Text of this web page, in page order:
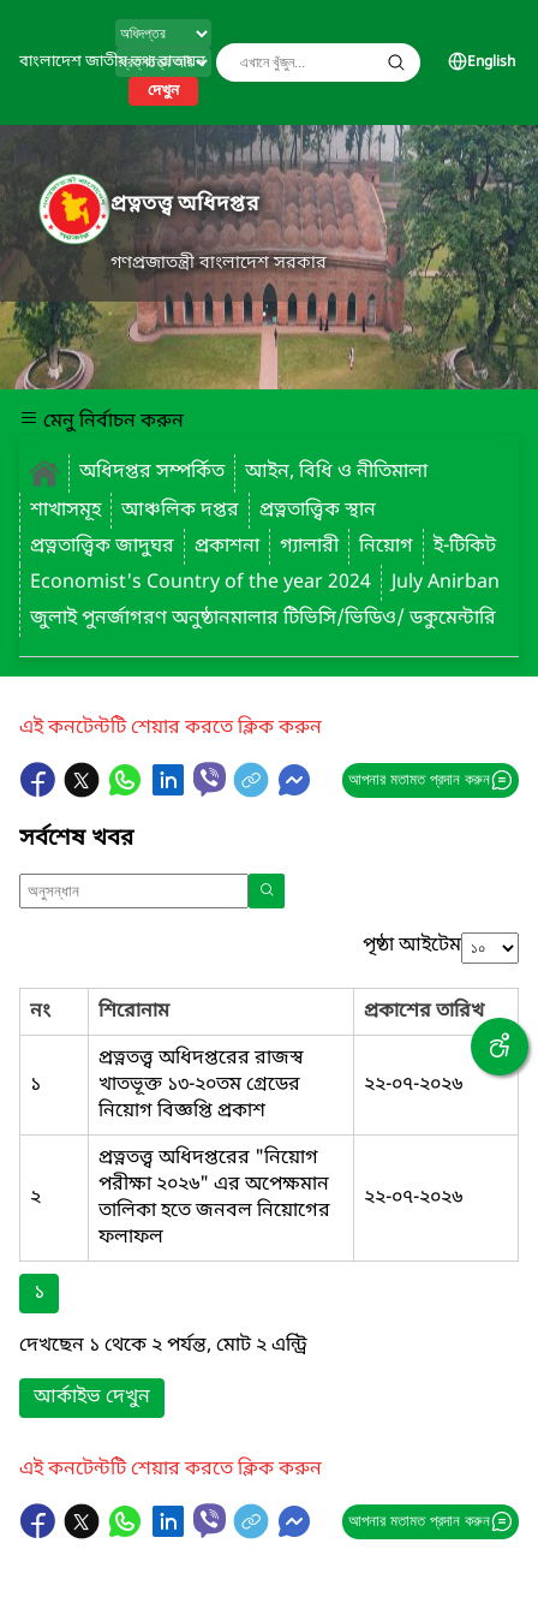
বাংলাদেশ জাতীয় তথ্য বাতায়ন
দেখুন
English
প্রত্নতত্ত্ব অধিদপ্তর
গণপ্রজাতন্ত্রী বাংলাদেশ সরকার
মেনু নির্বাচন করুন
অধিদপ্তর সম্পর্কিত
আইন, বিধি ও নীতিমালা
শাখাসমূহ
আঞ্চলিক দপ্তর
প্রত্নতাত্ত্বিক স্থান
প্রত্নতাত্ত্বিক জাদুঘর
প্রকাশনা গ্যালারী নিয়োগ
ই-টিকিট
Economist's Country of the year 2024
July Anirban
জুলাই পুনর্জাগরণ অনুষ্ঠানমালার টিভিসি/ভিডিও/ ডকুমেন্টারি
এই কনটেন্টটি শেয়ার করতে ক্লিক করুন
আপনার মতামত প্রদান করুন
সর্বশেষ খবর
পৃষ্ঠা আইটেম
নং শিরোনাম প্রকাশের তারিখ
১
প্রত্নতত্ত্ব অধিদপ্তরের রাজস্ব
খাতভূক্ত ১৩-২০তম গ্রেডের
নিয়োগ বিজ্ঞপ্তি প্রকাশ
২২-০৭-২০২৬
২
প্রত্নতত্ত্ব অধিদপ্তরের "নিয়োগ
পরীক্ষা ২০২৬" এর অপেক্ষমান
তালিকা হতে জনবল নিয়োগের
ফলাফল
২২-০৭-২০২৬
১
দেখছেন ১ থেকে ২ পর্যন্ত, মোট ২ এন্ট্রি
আর্কাইভ দেখুন
এই কনটেন্টটি শেয়ার করতে ক্লিক করুন
আপনার মতামত প্রদান করুন